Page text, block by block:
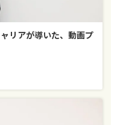
リアが導いた、動画プ